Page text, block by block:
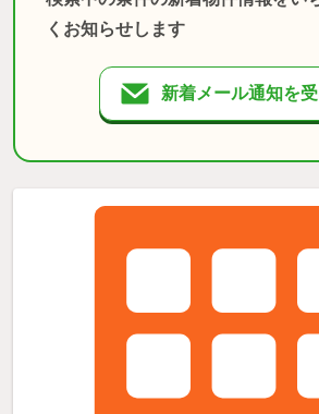
くお知らせします
新着メール通知を